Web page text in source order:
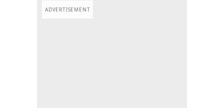
ADVERTISEMENT